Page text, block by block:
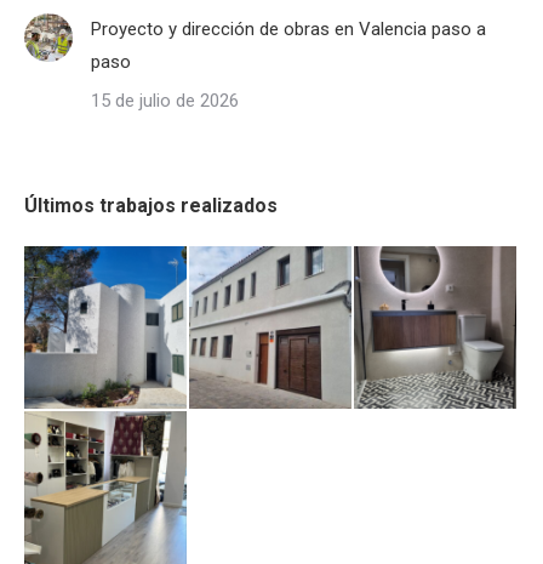
Proyecto y dirección de obras en Valencia paso a
paso
15 de julio de 2026
Últimos trabajos realizados